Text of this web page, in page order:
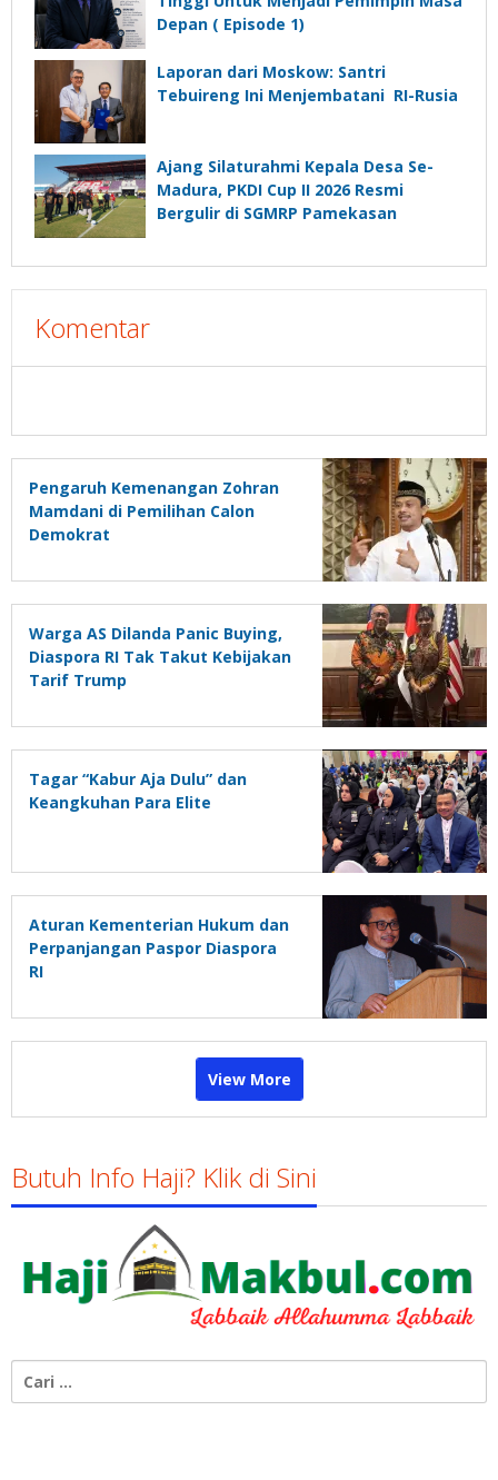
Depan ( Episode 1)
Laporan dari Moskow: Santri
Tebuireng Ini Menjembatani RI-Rusia
Ajang Silaturahmi Kepala Desa Se-
Madura, PKDI Cup II 2026 Resmi
Bergulir di SGMRP Pamekasan
Komentar
Pengaruh Kemenangan Zohran
Mamdani di Pemilihan Calon
Demokrat
Warga AS Dilanda Panic Buying,
Diaspora RI Tak Takut Kebijakan
Tarif Trump
Tagar “Kabur Aja Dulu” dan
Keangkuhan Para Elite
Aturan Kementerian Hukum dan
Perpanjangan Paspor Diaspora
RI
View More
Butuh Info Haji? Klik di Sini
untuk: